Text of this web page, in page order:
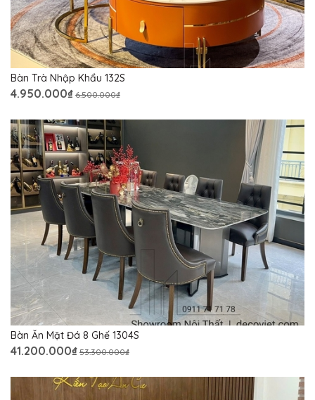
Bàn Trà Nhập Khẩu 132S
4.950.000₫ 6.500.000₫
Bàn Ăn Mặt Đá 8 Ghế 1304S
41.200.000₫ 53.300.000₫